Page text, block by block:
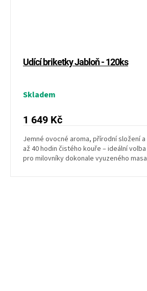
Udící briketky Jabloň - 120ks
Skladem
1 649 Kč
Jemné ovocné aroma, přírodní složení a
až 40 hodin čistého kouře – ideální volba
pro milovníky dokonale vyuzeného masa